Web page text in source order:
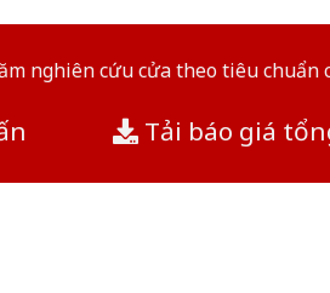
nghiên cứu cửa theo tiêu chuẩn
Tải báo giá